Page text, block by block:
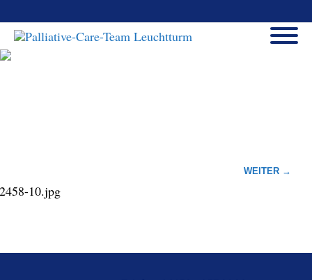
WEITER →
10.jpg